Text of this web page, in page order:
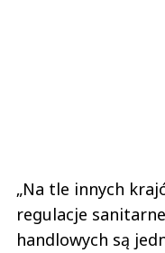
„Na tle innych
regulacje
handlowych są